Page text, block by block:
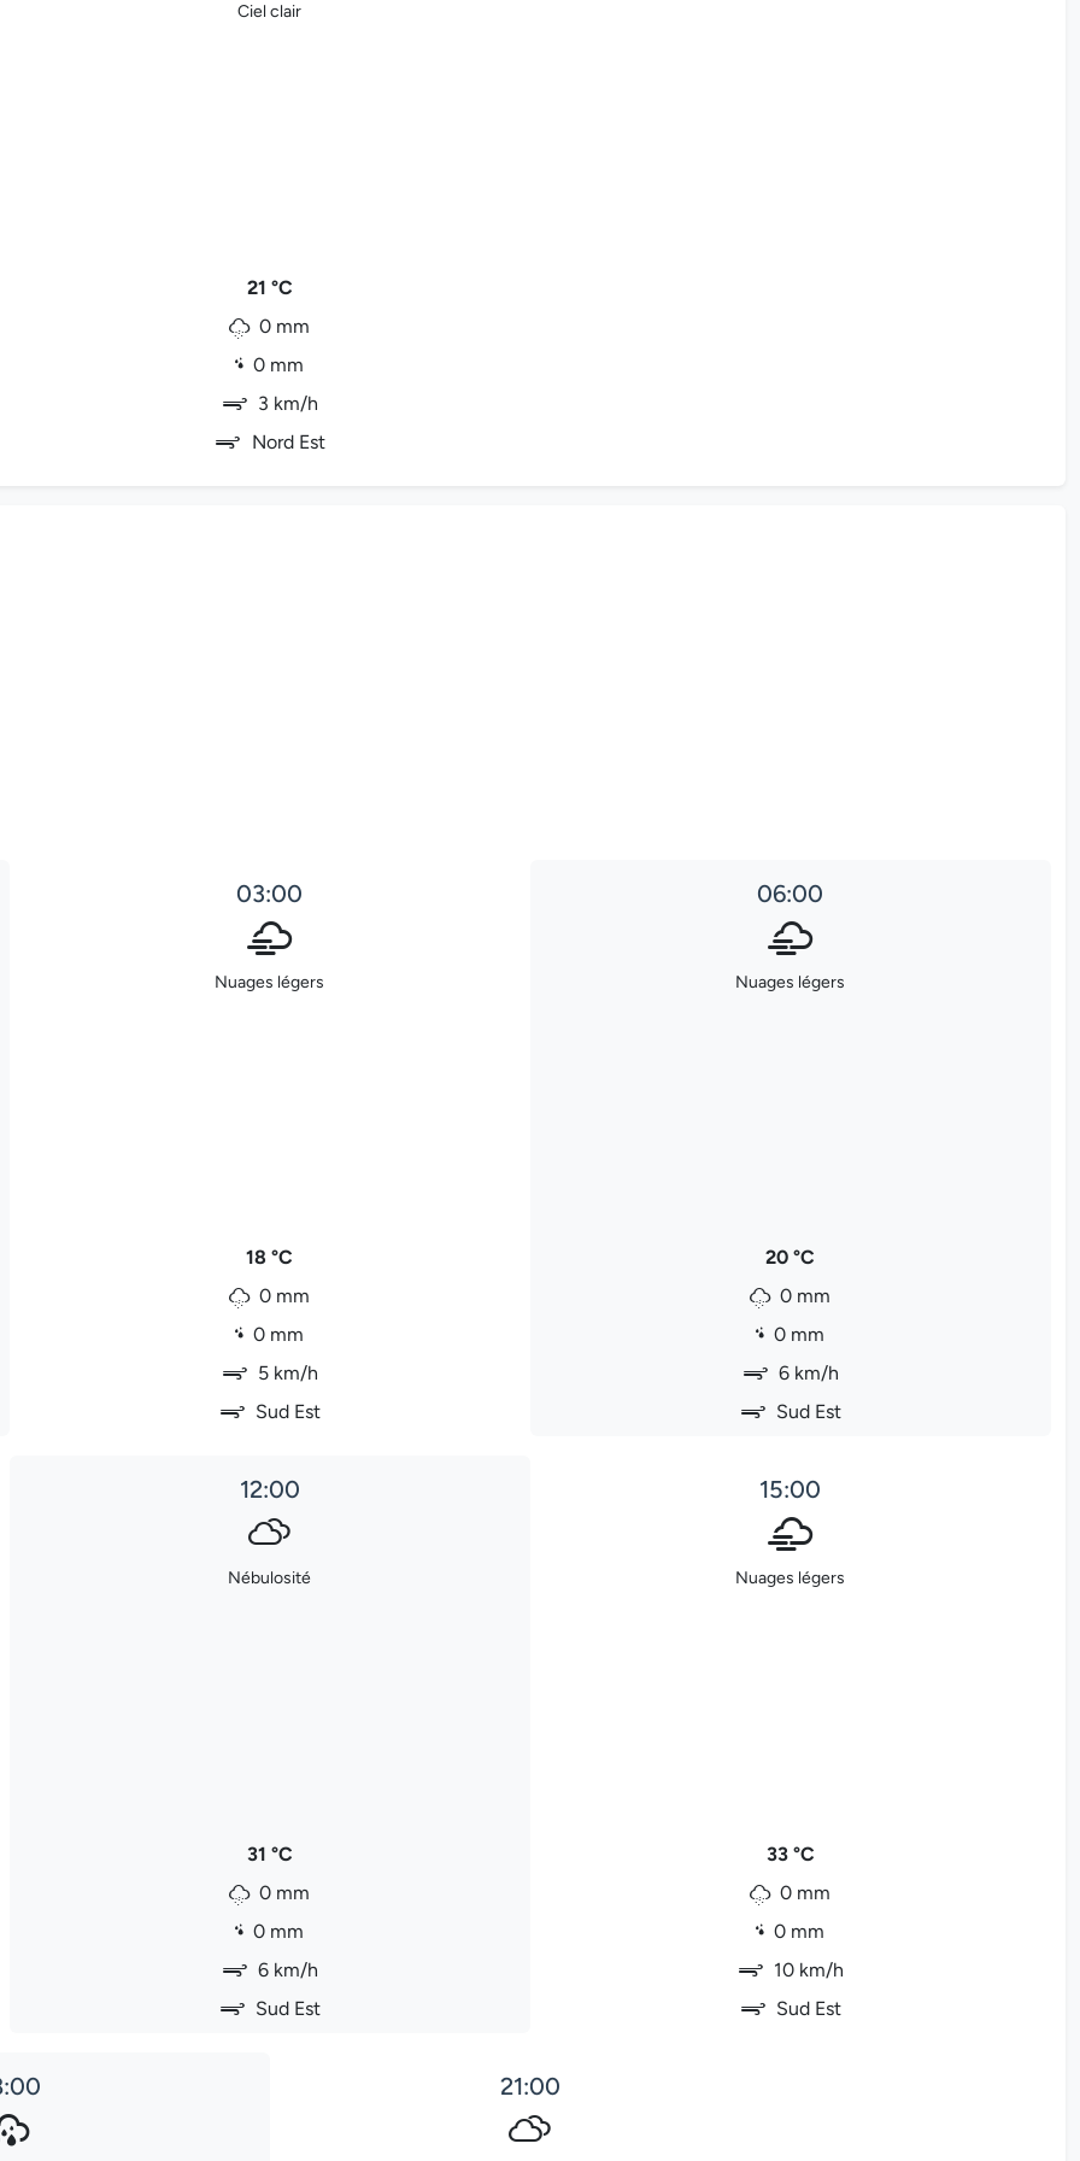
Ciel clair
21 °C
0 mm
0 mm
3 km/h
Nord Est
03:00
Nuages légers
18 °C
0 mm
0 mm
5 km/h
Sud Est
06:00
Nuages légers
20 °C
0 mm
0 mm
6 km/h
Sud Est
12:00
Nébulosité
31 °C
0 mm
0 mm
6 km/h
Sud Est
15:00
Nuages légers
33 °C
0 mm
0 mm
10 km/h
Sud Est
21:00